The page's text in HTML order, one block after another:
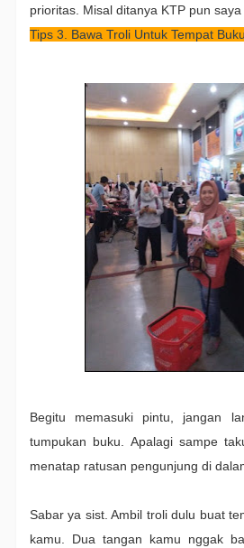
prioritas. Misal ditanya KTP pun
Tips 3. Bawa Troli Untuk Tempat Buku
Begitu memasuki pintu, jangan
tumpukan buku. Apalagi sampe
menatap ratusan pengunjung di
Sabar ya sist. Ambil troli dulu buat
kamu. Dua tangan kamu nggak